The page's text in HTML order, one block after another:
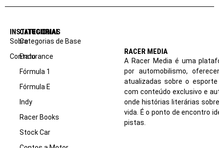
INSTITUCIONAL
Sobre
Contato
CATEGORIAS
Categorias de Base
Endurance
Fórmula 1
Fórmula E
Indy
Racer Books
Stock Car
RACER MEDIA
A Racer Media é uma
por automobilismo,
atualizadas sobre o
com conteúdo exclusivo e
onde histórias literárias
vida. É o ponto de encontro
pistas.